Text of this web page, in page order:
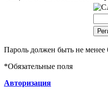
Пароль должен быть не менее
*Обязательные поля
Авторизация